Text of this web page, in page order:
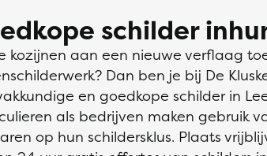
schilder
kozijnen aan een nieuwe verflaag
Dan ben je bij De
en goedkope schilder in
als bedrijven maken gebruik
op hun schildersklus. Plaats